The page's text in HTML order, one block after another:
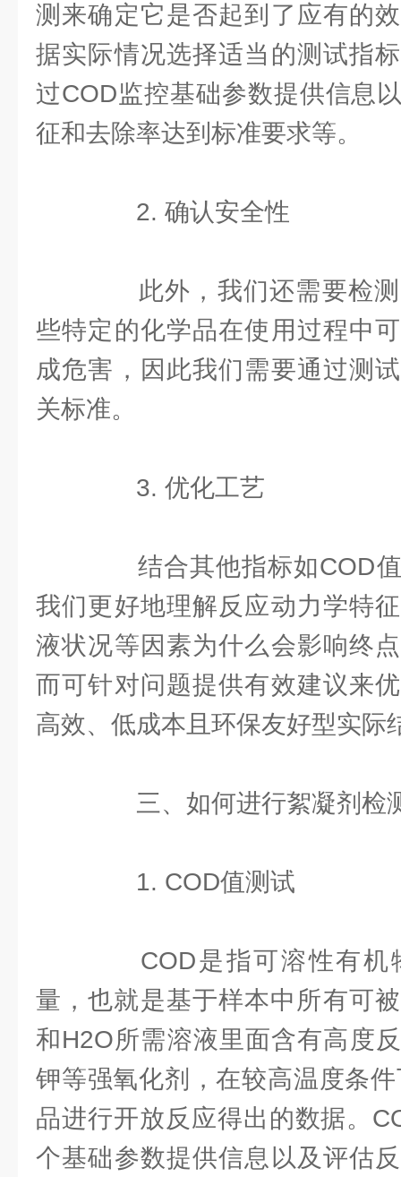
测来确定它是否起到了应有的
据实际情况选择适当的测试指
过COD监控基础参数提供信息
征和去除率达到标准要求等。
2. 确认安全性
此外，我们还需要检测
些特定的化学品在使用过程中
成危害，因此我们需要通过测
关标准。
3. 优化工艺
结合其他指标如COD值
我们更好地理解反应动力学特
液状况等因素为什么会影响终
而可针对问题提供有效建议来
高效、低成本且环保友好型实际
三、如何进行絮凝剂检
1. COD值测试
COD是指可溶性有机
量，也就是基于样本中所有可
和H2O所需溶液里面含有高度
钾等强氧化剂，在较高温度条
品进行开放反应得出的数据。
个基础参数提供信息以及评估